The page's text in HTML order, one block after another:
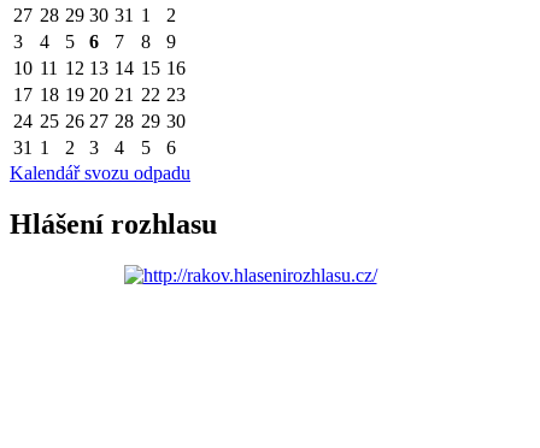
27 28 29 30 31 1
2
3
4 5 6 7 8
9
10 11 12 13 14 15 16
17 18 19 20 21 22 23
24 25 26 27 28 29 30
31 1 2 3 4 5
6
Kalendář svozu odpadu
Hlášení rozhlasu